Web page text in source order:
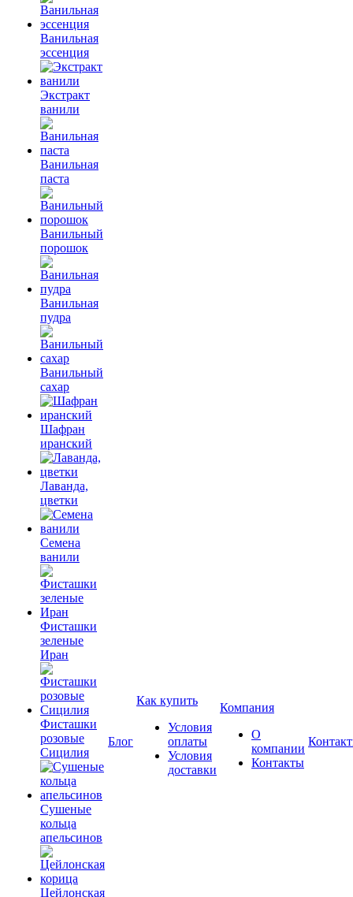
Ванильная
эссенция
Экстракт
ванили
Ванильная
паста
Ванильный
порошок
Ванильная
пудра
Ванильный
сахар
Шафран
иранский
Лаванда,
цветки
Семена
ванили
Фисташки
зеленые
Иран
Фисташки
розовые
Сицилия
Сушеные
кольца
апельсинов
Цейлонская
Блог
Как купить
Условия
оплаты
Условия
доставки
Компания
О
компании
Контакты